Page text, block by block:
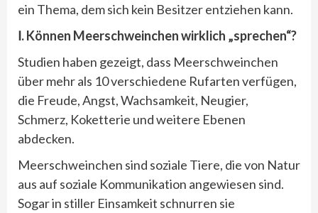
ein Thema, dem sich kein Besitzer entziehen kann.
Ⅰ. Können Meerschweinchen wirklich „sprechen“?
Studien haben gezeigt, dass Meerschweinchen
über mehr als 10 verschiedene Rufarten verfügen,
die Freude, Angst, Wachsamkeit, Neugier,
Schmerz, Koketterie und weitere Ebenen
abdecken.
Meerschweinchen sind soziale Tiere, die von Natur
aus auf soziale Kommunikation angewiesen sind.
Sogar in stiller Einsamkeit schnurren sie